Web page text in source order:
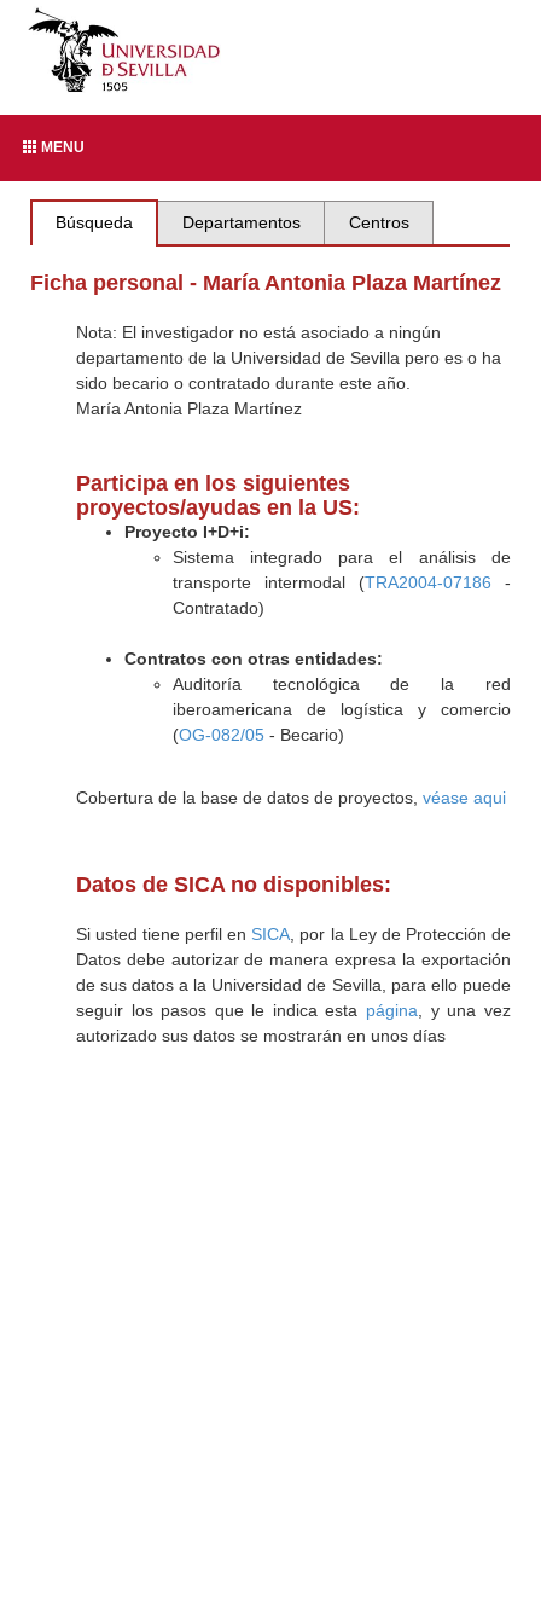
MENU
Búsqueda Departamentos Centros
Ficha personal - María Antonia Plaza Martínez
Nota: El investigador no está asociado a ningún
departamento de la Universidad de Sevilla pero es o ha
sido becario o contratado durante este año.
María Antonia Plaza Martínez
Participa en los siguientes
proyectos/ayudas en la US:
Proyecto I+D+i:
Sistema integrado para el análisis de
transporte intermodal (TRA2004-07186 -
Contratado)
Contratos con otras entidades:
Auditoría tecnológica de la red
iberoamericana de logística y comercio
(OG-082/05- Becario)
Cobertura de la base de datos de proyectos, véase aqui
Datos de SICA no disponibles:
Si usted tiene perfil en SICA , por la Ley de Protección de
Datos debe autorizar de manera expresa la exportación
de sus datos a la Universidad de Sevilla, para ello puede
seguir los pasos que le indica esta página , y una vez
autorizado sus datos se mostrarán en unos días